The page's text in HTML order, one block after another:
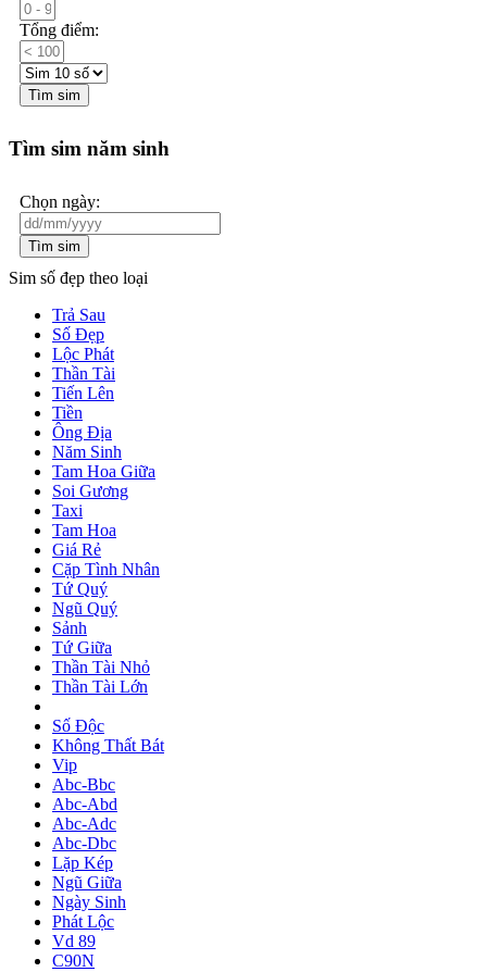
Tổng điểm:
Tìm sim
Tìm sim năm sinh
Chọn ngày:
Tìm sim
Sim số đẹp theo loại
Trả Sau
Số Đẹp
Lộc Phát
Thần Tài
Tiến Lên
Tiền
Ông Địa
Năm Sinh
Tam Hoa Giữa
Soi Gương
Taxi
Tam Hoa
Giá Rẻ
Cặp Tình Nhân
Tứ Quý
Ngũ Quý
Sảnh
Tứ Giữa
Thần Tài Nhỏ
Thần Tài Lớn
Số Độc
Không Thất Bát
Vip
Abc-Bbc
Abc-Abd
Abc-Adc
Abc-Dbc
Lặp Kép
Ngũ Giữa
Ngày Sinh
Phát Lộc
Vd 89
C90N